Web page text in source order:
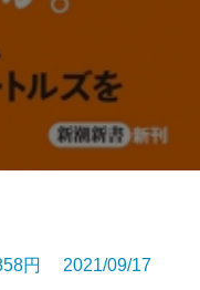
円 2021/09/17